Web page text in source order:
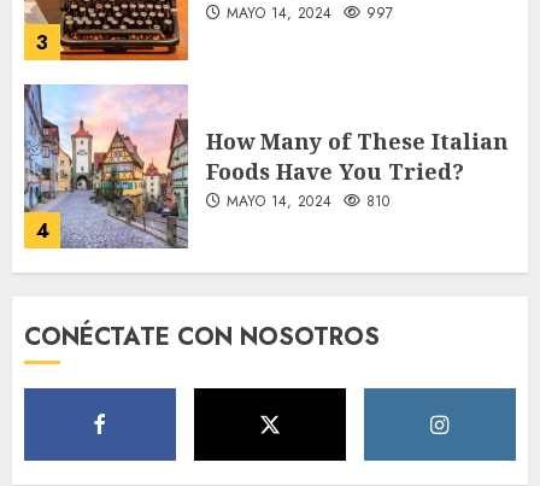
3
MAYO 14, 2024 997
4
How Many of These Italian
Foods Have You Tried?
MAYO 14, 2024 810
Classic Cars in a Retro
CONÉCTATE CON NOSOTROS